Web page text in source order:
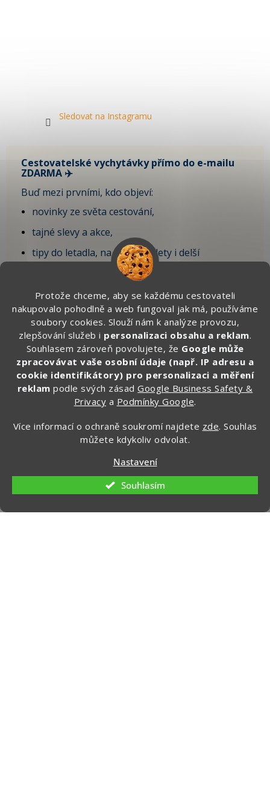
Protože chceme, aby se každému cestovateli
nakupovalo pohodlně a web fungoval jak má, používáme
soubory cookies. Slouží nám k analýze provozu,
zlepšování služeb i personalizaci obsahu a reklam.
Souhlasem zároveň povolujete, že Google může
zpracovávat vaše osobní údaje (např. IP adresu a
cookie identifikátory) pro personalizaci a měření
reklam podle svých zásadGoogle Business Safety &
Privacy a Podmínky Google.
Více informací o ochraně soukromí najdete zde. Souhlas
můžete kdykoliv odvolat.
Nastavení
Souhlasím
Sledovat na Instagramu
Cestovatelské vychytávky přímo do e-mailu
ZDARMA ✈️
Buď mezi prvními, kdo objeví:
novinky ze světa cestování,
tajné slevy a akce,
tipy do letadla, na krátké výlety i delší
dovolenou,
🎁 Po registraci získáte SLEVU 100 Kč
na první objednávku.
Zde vyplňte svůj email:
CHCI ZÍSKAT SLEVU 100 KČ »
Ochrana osobních údajů
Kontakt